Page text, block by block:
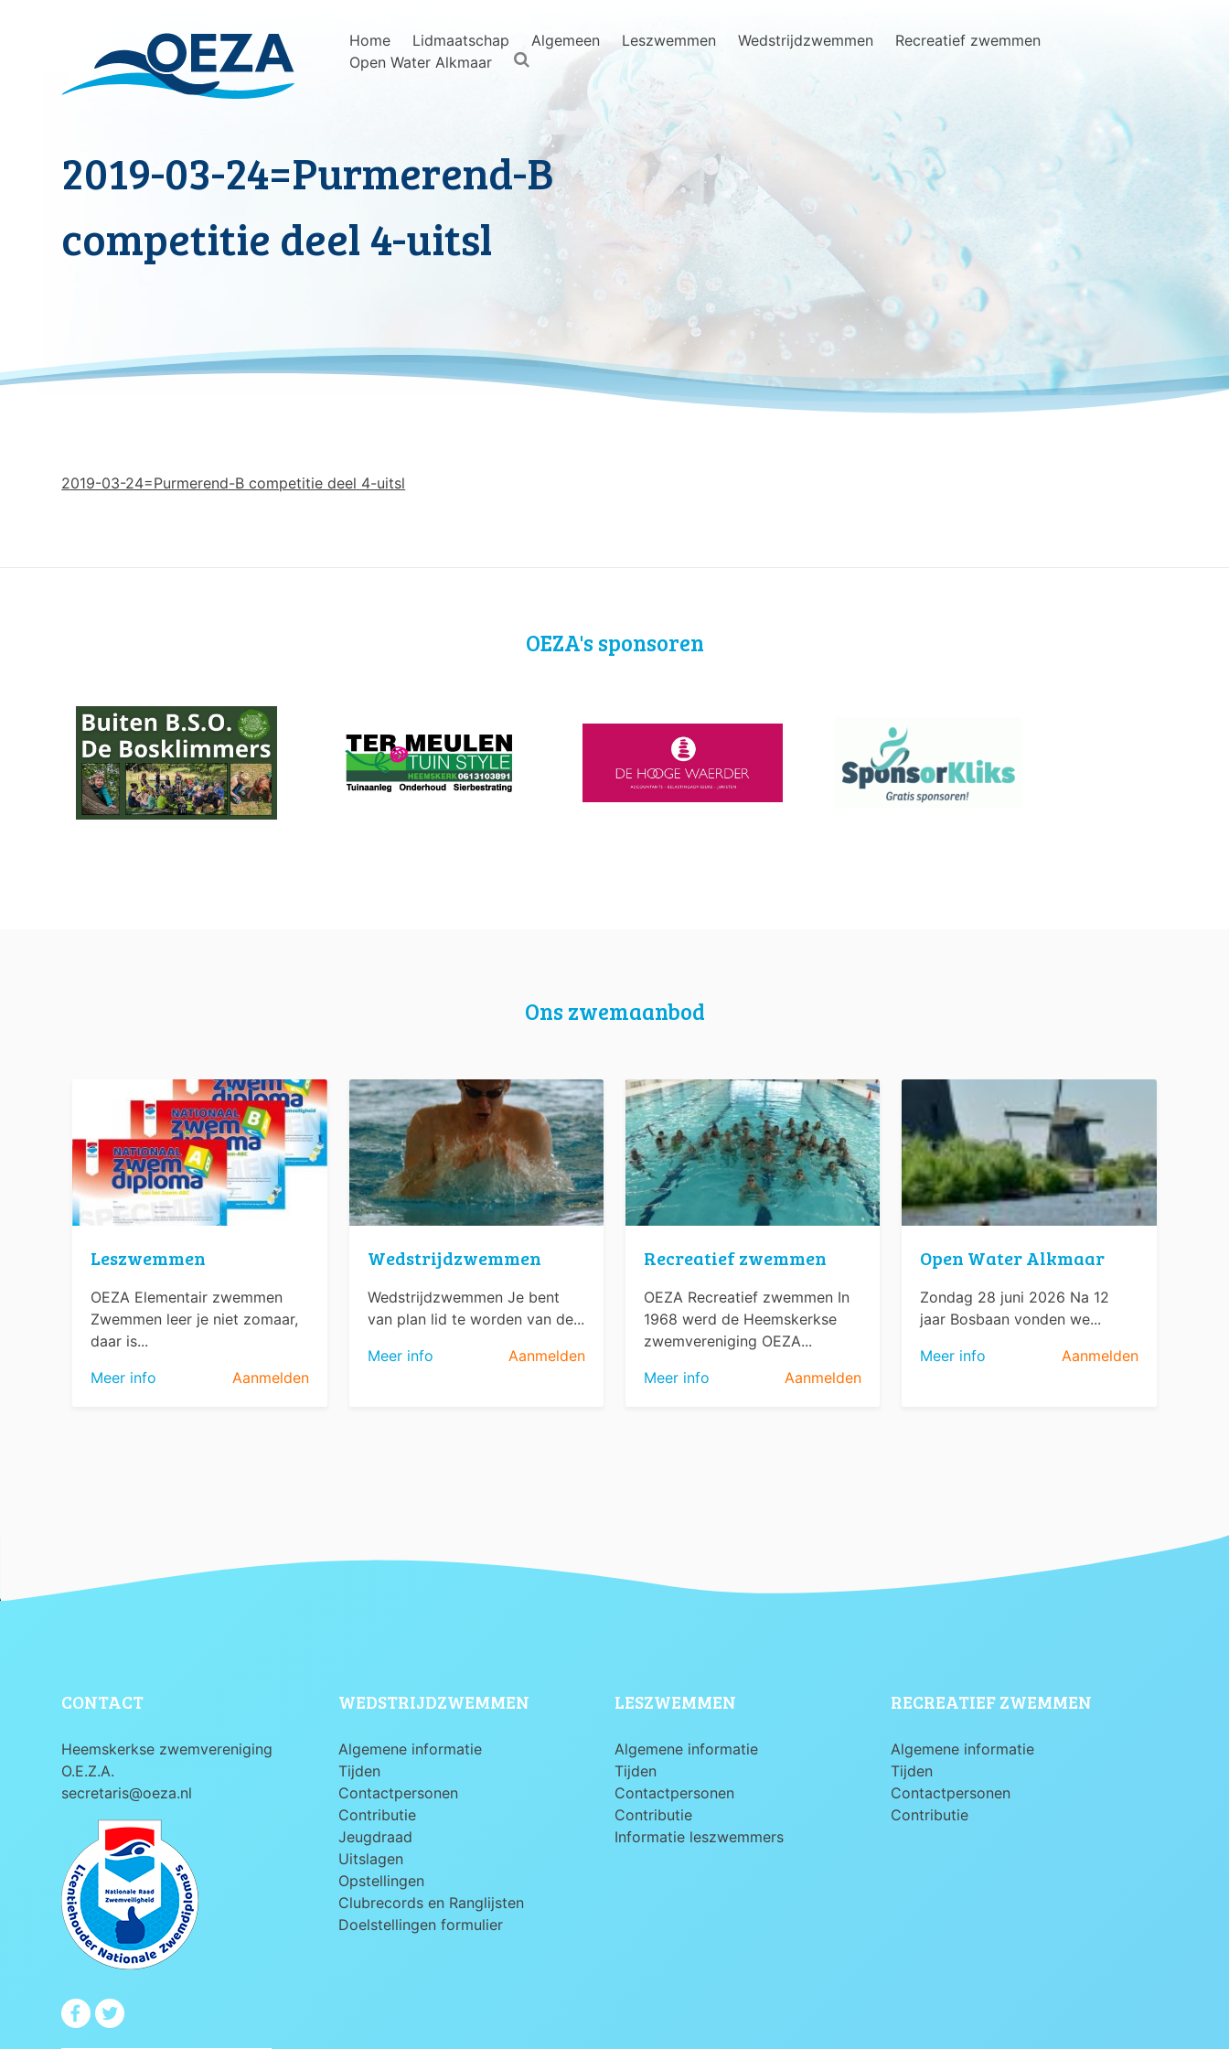
Home Lidmaatschap Algemeen Leszwemmen Wedstrijdzwemmen
Recreatief zwemmen
Open Water Alkmaar
for:
2019-03-24=Purmerend-B
competitie deel 4-uitsl
2019-03-24=Purmerend-B competitie deel 4-uitsl
OEZA's sponsoren
Ons zwemaanbod
Leszwemmen
OEZA Elementair zwemmen
Zwemmen leer je niet zomaar,
daar is...
Meer info
Aanmelden
Wedstrijdzwemmen
Wedstrijdzwemmen Je bent
van plan lid te worden van de...
Meer info
Aanmelden
Recreatief zwemmen
OEZA Recreatief zwemmen In
1968 werd de Heemskerkse
zwemvereniging OEZA...
Meer info
Aanmelden
Open Water Alkmaar
Zondag 28 juni 2026 Na 12
jaar Bosbaan vonden we...
Meer info
Aanmelden
CONTACT
Heemskerkse zwemvereniging
O.E.Z.A.
secretaris@oeza.nl
WEDSTRIJDZWEMMEN
Algemene informatie
Tijden
Contactpersonen
Contributie
Jeugdraad
Uitslagen
Opstellingen
Clubrecords en Ranglijsten
Doelstellingen formulier
LESZWEMMEN
Algemene informatie
Tijden
Contactpersonen
Contributie
Informatie leszwemmers
RECREATIEF ZWEMMEN
Algemene informatie
Tijden
Contactpersonen
Contributie